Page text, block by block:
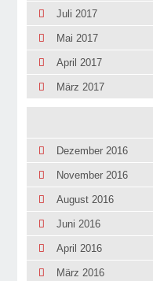
Juli 2017
Mai 2017
April 2017
März 2017
Dezember 2016
November 2016
August 2016
Juni 2016
April 2016
März 2016